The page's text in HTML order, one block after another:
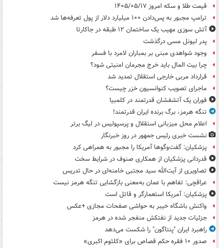
قیمت طلا و سکه امروز ۱۴۰۵/۰۵/۱۷
ترامپ مجبور به پس‌دادن ۱۰۰ میلیارد دلار از پول تعرفه‌ها شد
آتش سوزی مهیب یک ساختمان ۱۲ طبقه در جاکارتا
پدر لیونل مسی درگذشت
وجود شواهدی مبنی بر بمباران لامرد با فسفر
چرا بیت المال باید خرج مجرمان امنیتی شود؟
قرارداد مربی خارجی استقلال تمدید شد
ماجرای تصویب کنوانسیون خزر چیست؟
فوران یک آتشفشان قدرتمند در کلمبیا
تنگه هرمز، برگ برنده ایران قدرتمند!
اعلام محل میزبانی استقلال و پرسپولیس در لیگ برتر
نشست خبری رئیس جمهور در روز خبرنگار
پزشکیان: گفت‌وگوها آمریکا را مجبور به همراهی کرد
قدردانی پزشکیان از همکاری صنوف در شرایط سخت
تصاویری از آیت‌الله سید مجتبی خامنه‌ای در حال تدریس
عراقچی: تفاهم با عمان به‌معنی بازگشایی تنگه هرمز نیست
پزشکیان: آمریکا استعمارگر و قاتل است
واکنش باشگاه خیبر به حواشی صفحات مجازی +عکس
جزئیات جدید از نفتکش منفجر شده در هرمز
راهبرد ایران "پنتاگون" را شکست می‌دهد
صدور ۱۰ فقره حکم قصاص برای «کلثوم اکبری»